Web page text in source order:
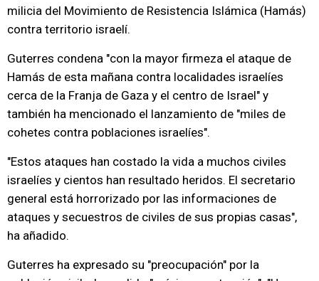
milicia del Movimiento de Resistencia Islámica (Hamás)
contra territorio israelí.
Guterres condena "con la mayor firmeza el ataque de
Hamás de esta mañana contra localidades israelíes
cerca de la Franja de Gaza y el centro de Israel" y
también ha mencionado el lanzamiento de "miles de
cohetes contra poblaciones israelíes".
"Estos ataques han costado la vida a muchos civiles
israelíes y cientos han resultado heridos. El secretario
general está horrorizado por las informaciones de
ataques y secuestros de civiles de sus propias casas",
ha añadido.
Guterres ha expresado su "preocupación" por la